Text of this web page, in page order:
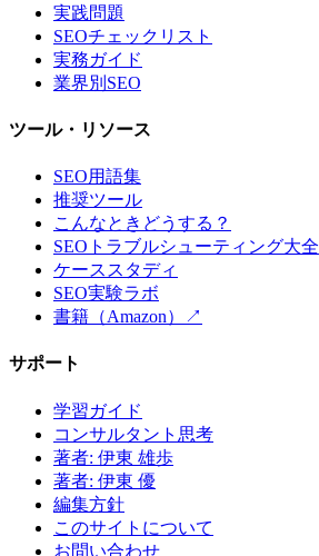
実践問題
SEOチェックリスト
実務ガイド
業界別SEO
ツール・リソース
SEO用語集
推奨ツール
こんなときどうする？
SEOトラブルシューティング大全
ケーススタディ
SEO実験ラボ
書籍（Amazon）↗
サポート
学習ガイド
コンサルタント思考
著者: 伊東 雄歩
著者: 伊東 優
編集方針
このサイトについて
お問い合わせ